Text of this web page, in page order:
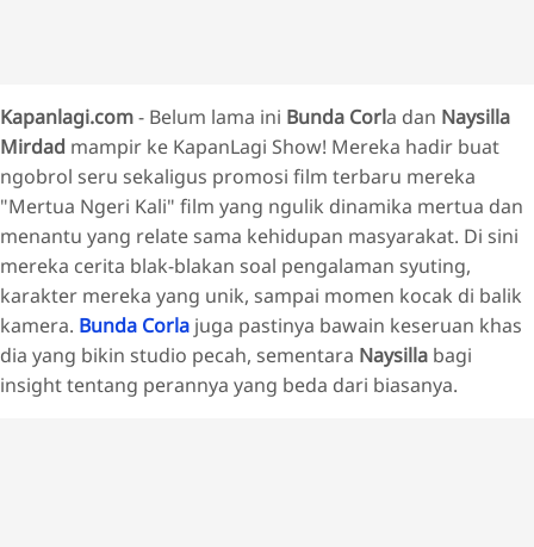
Kapanlagi.com- Belum lama ini Bunda Corla dan Naysilla
Mirdad mampir ke KapanLagi Show! Mereka hadir buat
ngobrol seru sekaligus promosi film terbaru mereka
"Mertua Ngeri Kali" film yang ngulik dinamika mertua dan
menantu yang relate sama kehidupan masyarakat. Di sini
mereka cerita blak-blakan soal pengalaman syuting,
karakter mereka yang unik, sampai momen kocak di balik
kamera. Bunda Corla juga pastinya bawain keseruan khas
dia yang bikin studio pecah, sementara Naysilla bagi
insight tentang perannya yang beda dari biasanya.